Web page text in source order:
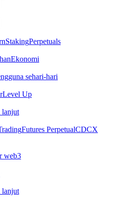
StakingPerpetuals
Ekonomi
sehari-hari
Level Up
lanjut
Futures PerpetualCDCX
web3
lanjut